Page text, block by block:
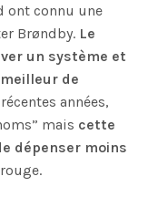
ont connu une
Brøndby. Le
un système et
de
années,
mais cette
dépenser moins